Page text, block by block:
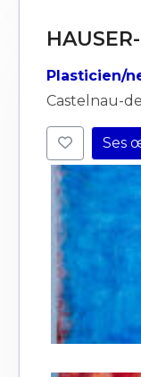
Plasticien/
Castelnau-
Ses